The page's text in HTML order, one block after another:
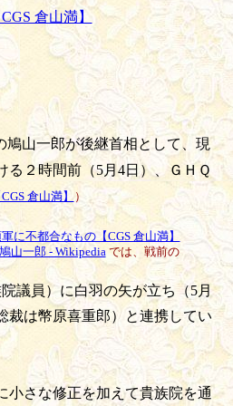
倉山満】
山一郎が後継首相として、現
２時間前（5月4日）、ＧＨＱ
倉山満】）
に不都合なもの【CGS 倉山満】
山一郎 - Wikipediaでは、戦前の
議員）に白羽の矢が立ち（5月
裁は幣原喜重郎）と連携してい
小さな修正を加えて貴族院を通